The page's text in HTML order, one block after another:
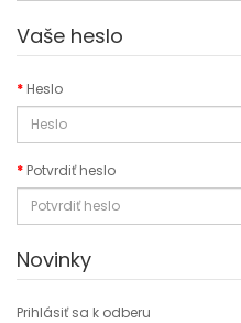
Vaše heslo
Heslo
Potvrdiť heslo
Novinky
Prihlásiť sa k odberu